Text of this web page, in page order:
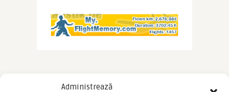
Administrează